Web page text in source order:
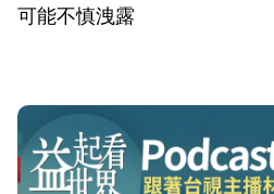
可能不慎洩露